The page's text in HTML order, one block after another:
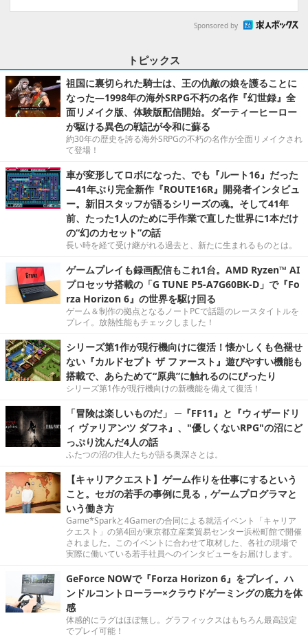
Sponsored by
トピックス
祖国に裏切られた騎士は、王の仇敵の娘を護ることに
なった―1998年の海外SRPG不朽の名作『幻世録』全
面リメイク版、体験版配信開始。ダーティーヒーロー
が駆ける異色の戦記が令和に蘇る
約30年の歴史を誇る海外SRPGの不朽の名作が全面リメイクされ
て登場！
車が変形してロボになった、でも『ルート16』だった
―41年ぶり完全新作『ROUTE16R』開発者インタビュ
ー。新旧スタッフが語るシリーズの魂。そして41年
前、たった1人のために手作業で直した世界に1本だけ
の“幻のカセット”の話
長い時を経て受け継がれる過去と、新たに生まれるものとは。
ゲームプレイも録画配信もこれ1台。AMD Ryzen™ AI
プロセッサ搭載の「G TUNE P5-A7G60BK-D」で『Fo
rza Horizon 6』の世界を駆け回る
ゲーム＆制作の拠点となるノートPCで話題のレースタイトルを
プレイ。放熱性能もチェックしました！
シリーズ第1作が現行機向けに復活！懐かしくも色褪せ
ない『カルドセプト ザ ファースト』遊びやすい機能も
搭載で、あらためて“原典”に触れるのにぴったり
シリーズ第1作が現行機向けの新機能を備えて復活！
「冒険は楽しいものだ」 ─『FF11』と『ウィザードリ
ィ ヴァリアンツ ダフネ』、"優しくないRPG"の沼にど
っぷり沈んだ4人の話
ふたつの沼の住人たちが語る奥深さとは。
【キャリアクエスト】ゲーム作りを仕事にするという
こと。セガの若手の事例に見る，ゲームプログラマと
いう働き方
Game*Sparkと4Gamerの合同による就活イベント「キャリア
クエスト」の第4回が東京都立産業貿易センター浜松町館で開催
されました。このイベントに合わせて取材した、各社の現場で
実際に働いている若手社員へのインタビューをお届けします。
GeForce NOWで『Forza Horizon 6』をプレイ。ハ
ンドルコントローラー×クラウドゲーミングの底力を体
感
体感的にラグはほぼ無し。グラフィックスはもちろん最高設定
でプレイ可能！